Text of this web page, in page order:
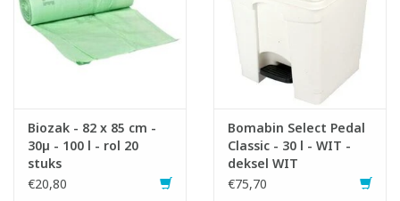
Biozak - 82 x 85 cm -
30µ - 100 l - rol 20
stuks
€20,80
Bomabin Select Pedal
Classic - 30 l - WIT -
deksel WIT
€75,70